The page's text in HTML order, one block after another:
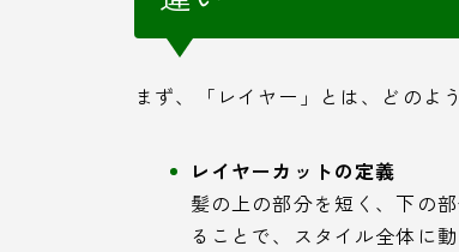
まず、「レイヤー」とは、どのよ
レイヤーカットの定義
髪の上の部分を短く、下の
ることで、スタイル全体に